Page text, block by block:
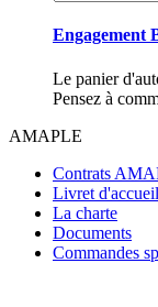
Engagement
Le panier
Pensez à
AMAPLE
Contrats
Livret d'accueil
La charte
Documents
Commandes